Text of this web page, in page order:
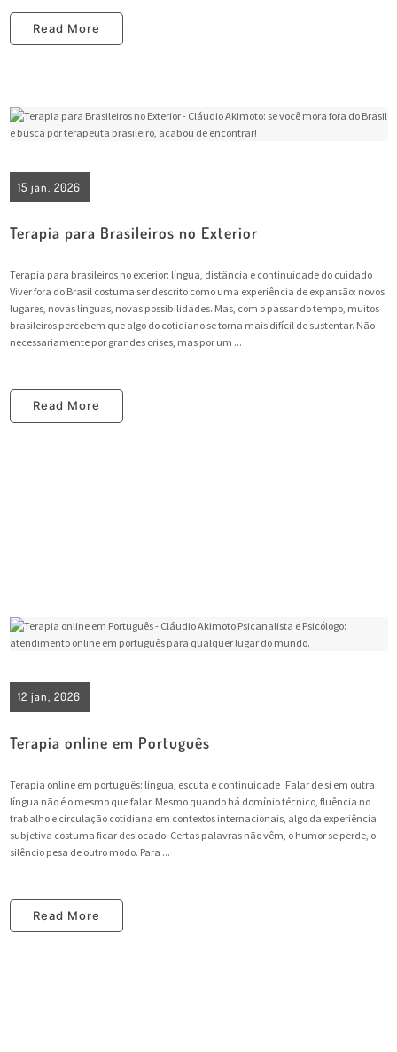
Read More
15 jan, 2026
Terapia para Brasileiros no Exterior
Terapia para brasileiros no exterior: língua, distância e continuidade do cuidado
Viver fora do Brasil costuma ser descrito como uma experiência de expansão: novos
lugares, novas línguas, novas possibilidades. Mas, com o passar do tempo, muitos
brasileiros percebem que algo do cotidiano se torna mais difícil de sustentar. Não
necessariamente por grandes crises, mas por um ...
Read More
12 jan, 2026
Terapia online em Português
Terapia online em português: língua, escuta e continuidade Falar de si em outra
língua não é o mesmo que falar. Mesmo quando há domínio técnico, fluência no
trabalho e circulação cotidiana em contextos internacionais, algo da experiência
subjetiva costuma ficar deslocado. Certas palavras não vêm, o humor se perde, o
silêncio pesa de outro modo. Para ...
Read More